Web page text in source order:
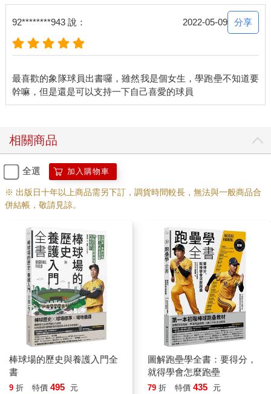
92********943 說： 2022-05-09 分享
最喜歡的象隊球員出書囉，雖然我是個女生，學跑壘不知道要
相關商品
全選 加入購物車
※ 出版日十年以上商品需另下訂，調貨時間較長，無法與一般商品合
併結帳，敬請見諒。
棒球場的歷史與養護入門全
書
9 折 特價 495 元
圖解跑壘學全書：要得分，
就得學會怎麼跑壘
79 折 特價 435 元